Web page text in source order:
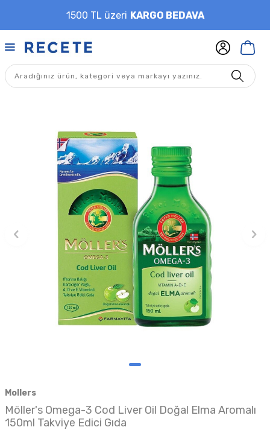
1500 TL üzeri KARGO BEDAVA
Mollers
Möller's Omega-3 Cod Liver Oil Doğal Elma Aromalı
150ml Takviye Edici Gıda